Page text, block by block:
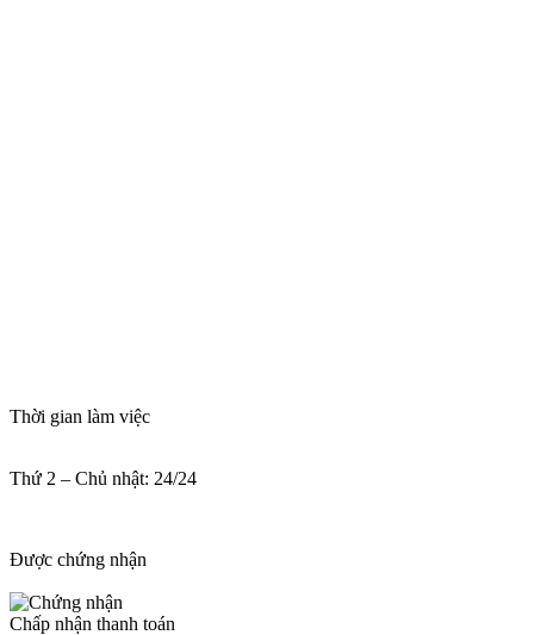
Thời gian làm việc
Thứ 2 – Chủ nhật: 24/24
Được chứng nhận
Chấp nhận thanh toán